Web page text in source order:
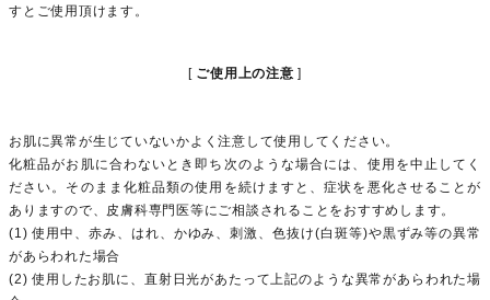
すとご使用頂けます。
ご使用上の注意
お肌に異常が生じていないかよく注意して使用してください。
化粧品がお肌に合わないとき即ち次のような場合には、使用を中止してく
ださい。そのまま化粧品類の使用を続けますと、症状を悪化させることが
ありますので、皮膚科専門医等にご相談されることをおすすめします。
(1) 使用中、赤み、はれ、かゆみ、刺激、色抜け(白斑等)や黒ずみ等の異常
があらわれた場合
(2) 使用したお肌に、直射日光があたって上記のような異常があらわれた場